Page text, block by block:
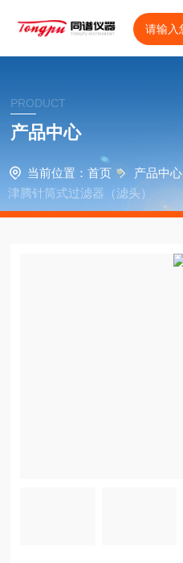
PRODUCT
产品中心
当前位置： 首页 产品中心
津腾针筒式过滤器（滤头）